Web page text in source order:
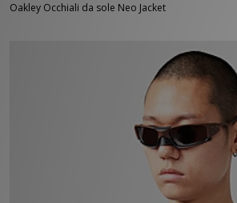
Oakley Occhiali da sole Neo Jacket